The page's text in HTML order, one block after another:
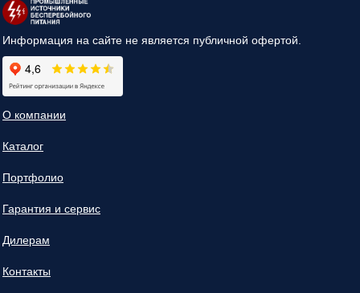
Информация на сайте не является публичной офертой.
О компании
Каталог
Портфолио
Гарантия и сервис
Дилерам
Контакты